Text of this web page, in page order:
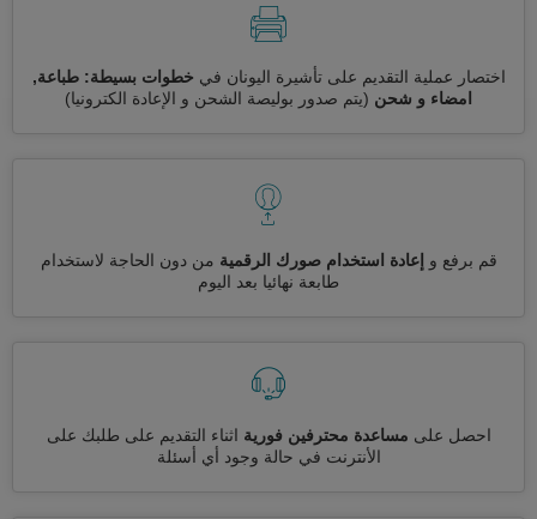
اختصار عملية التقديم على تأشيرة اليونان في خطوات بسيطة: طباعة,
امضاء و شحن (يتم صدور بوليصة الشحن و الإعادة الكترونيا)
قم برفع و إعادة استخدام صورك الرقمية من دون الحاجة لاستخدام
طابعة نهائيا بعد اليوم
احصل على مساعدة محترفين فورية اثناء التقديم على طلبك على
الأنترنت في حالة وجود أي أسئلة